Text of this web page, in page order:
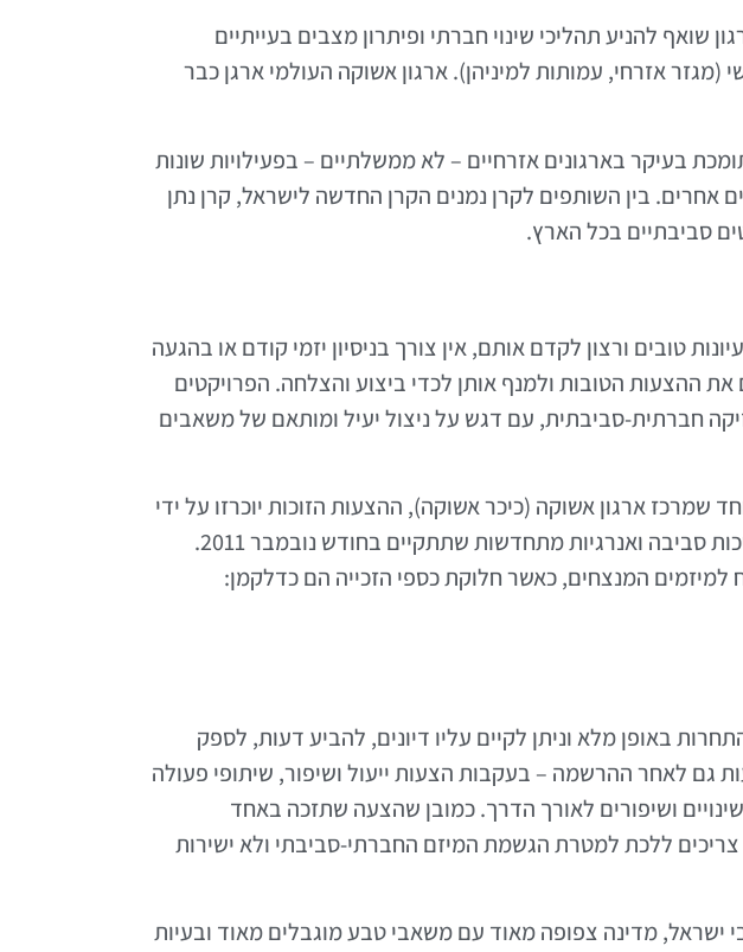
חברתיים, הארגון שואף להניע תהליכי שינוי חברתי ופיתרון מצבים בעייתיים
(מגזר אזרחי, עמותות למיניהן). ארגון אשוקה העולמי ארגן כבר
בעיקר בארגונים אזרחיים – לא ממשלתיים – בפעילויות שונות
אחרים. בין השותפים לקרן נמנים הקרן החדשה לישראל, קרן נתן
סביבתיים בכל הארץ.
טובים ורצון לקדם אותם, אין צורך בניסיון יזמי קודם או בהגעה
ההצעות הטובות ולמנף אותן לכדי ביצוע והצלחה. הפרויקטים
חברתית-סביבתית, עם דגש על ניצול יעיל ומותאם של משאבים
ארגון אשוקה (כיכר אשוקה), ההצעות הזוכות יוכרזו על ידי
השר להגנת הסביבה גלעד ארדן במהלך תערוכת ווטק (WATEC) לטכנולוגיות מים, איכות סביבה ואנרגיות מתחדשות שתתקיים בחודש נובמבר 2011.
באופן מלא וניתן לקיים עליו דיונים, להביע דעות, לספק
גם לאחר ההרשמה – בעקבות הצעות ייעול ושיפור, שיתופי פעולה
ושיפורים לאורך הדרך. כמובן שהצעה שתזכה באחד
ללכת למטרת הגשמת המיזם החברתי-סביבתי ולא ישירות
ישראל, מדינה צפופה מאוד עם משאבי טבע מוגבלים מאוד ובעיות